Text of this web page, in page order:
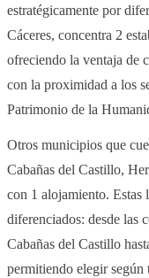
estratégicamente por
Cáceres, concentra 2
ofreciendo la ventaja de
con la proximidad a los
Patrimonio de la
Otros municipios que
Cabañas del Castillo,
con 1 alojamiento. Estas
diferenciados: desde las
Cabañas del Castillo
permitiendo elegir según